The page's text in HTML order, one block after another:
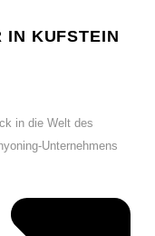
IN KUFSTEIN
in die Welt des
Unternehmens